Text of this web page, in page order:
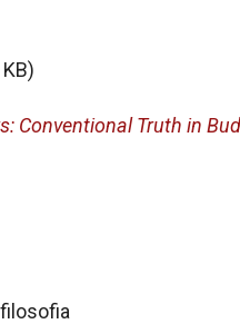
Conventional Truth in